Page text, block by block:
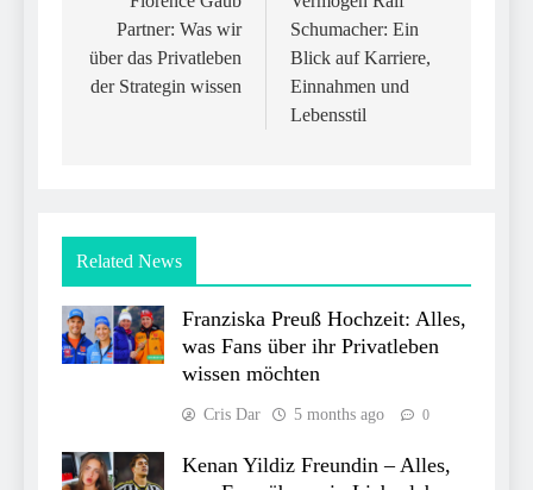
navigation
Partner: Was wir
über das Privatleben
der Strategin wissen
Schumacher: Ein
Blick auf Karriere,
Einnahmen und
Lebensstil
Related News
Franziska Preuß Hochzeit: Alles,
was Fans über ihr Privatleben
wissen möchten
Cris Dar 5 months ago 0
Kenan Yildiz Freundin – Alles,